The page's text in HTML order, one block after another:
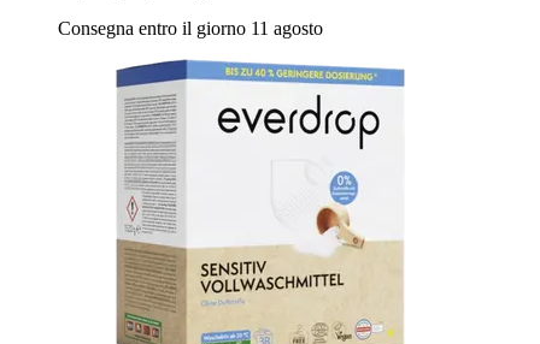
Consegna entro il giorno 11 agosto